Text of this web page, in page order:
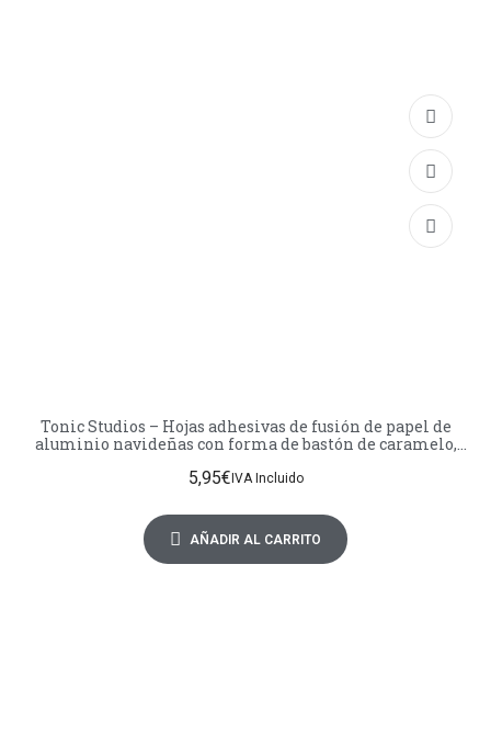
Tonic Studios – Hojas adhesivas de fusión de papel de
aluminio navideñas con forma de bastón de caramelo,
5,95€IVA Incluido
AÑADIR AL CARRITO